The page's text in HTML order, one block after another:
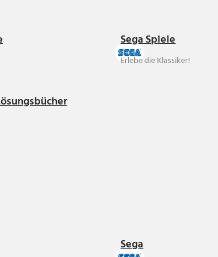
Sega Spiele
Erlebe die Klassiker!
Sega